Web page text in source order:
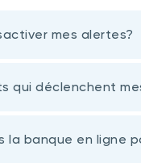
mes alertes?
qui déclenchent
la banque en ligne